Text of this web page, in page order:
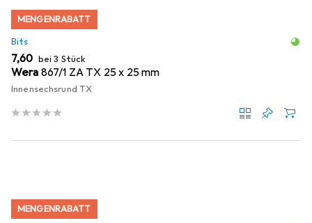
MENGENRABATT
Bits
EUR
7,60 bei 3 Stück
Wera 867/1 ZA TX 25 x 25 mm
Innensechsrund TX
MENGENRABATT